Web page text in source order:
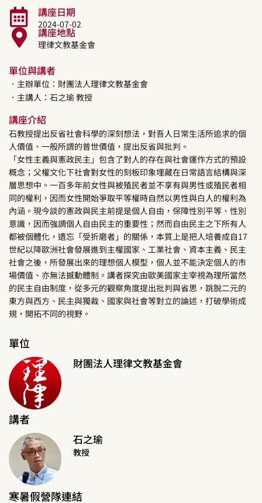
講座日期
2024-07-02
講座地點
理律文教基金會
單位與講者
．主辦單位：財團法人理律文教基金會
．主講人： 石之瑜教授
講座介紹
石教授提出反省社會科學的深刻想法，對吾人日常生活所追求的個
人價值、一般所謂的普世價值，提出反省與批判。
「女性主義與憲政民主」包含了對人的存在與社會運作方式的預設
概念；父權文化下社會對女性的刻板印象埋藏在日常語言結構與深
層思想中。一百多年前女性與被殖民者並不享有與男性或殖民者相
同的權利，因而女性開始爭取平等權時自然以男性與白人的權利為
內涵。現今談的憲政與民主前提是個人自由，保障性別平等、性別
意識，因而強調個人自由民主的重要性；然而自由民主之下所有人
都被個體化，遺忘「受折磨者」的關係，本質上是把人培養成自17
世紀以降歐洲社會發展進到主權國家、工業社會、資本主義、民主
社會之後，所發展出來的理想個人模型，個人並不能決定個人的市
場價值、亦無法撼動體制。講者探究由歐美國家主宰視為理所當然
的民主自由制度，從多元的觀察角度提出批判與省思，跳脫二元的
東方與西方、民主與獨裁、國家與社會等對立的論述，打破學術成
規，開拓不同的視野。
單位
財團法人理律文教基金會
講者
石之瑜
教授
寒暑假營隊連結